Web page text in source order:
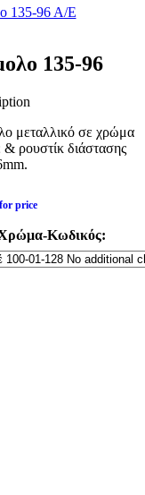
135-96
μεταλλικό σε χρώμα
& ρουστίκ διάστασης
price
Κωδικός: